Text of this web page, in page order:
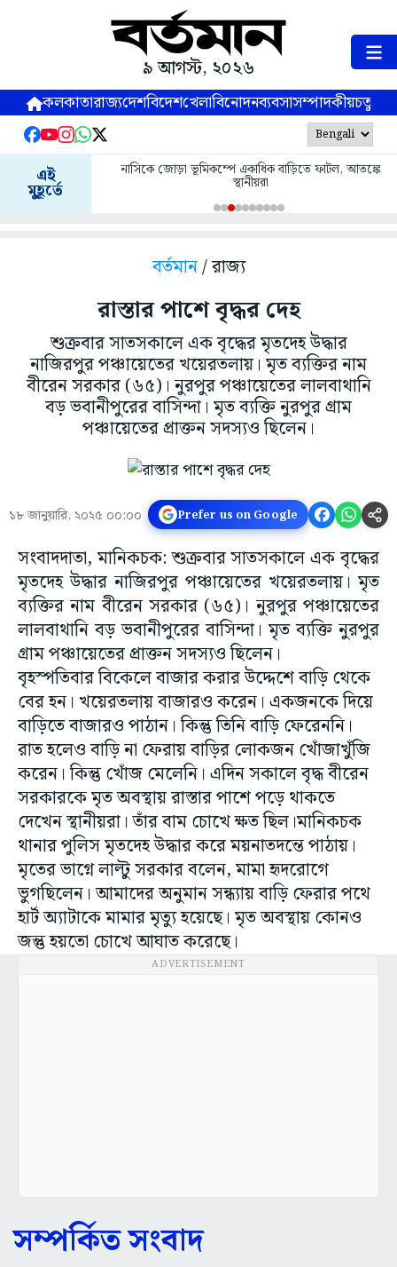
৯ আগস্ট, ২০২৬
কলকাতারাজ্যদেশবিদেশখেলাবিনোদনব্যবসাসম্পাদকীয়
এই
মুহূর্তে
নাসিকে জোড়া ভূমিকম্পে একাধিক বাড়িতে ফাটল, আতঙ্কে
স্থানীয়রা
বর্তমান/ রাজ্য
রাস্তার পাশে বৃদ্ধর দেহ
শুক্রবার সাতসকালে এক বৃদ্ধের মৃতদেহ উদ্ধার
নাজিরপুর পঞ্চায়েতের খয়েরতলায়। মৃত ব্যক্তির নাম
বীরেন সরকার (৬৫)। নুরপুর পঞ্চায়েতের লালবাথানি
বড় ভবানীপুরের বাসিন্দা। মৃত ব্যক্তি নুরপুর গ্রাম
পঞ্চায়েতের প্রাক্তন সদস্যও ছিলেন।
১৮ জানুয়ারি, ২০২৫ ০০:০০ Prefer us on Google
সংবাদদাতা, মানিকচক: শুক্রবার সাতসকালে এক বৃদ্ধের
মৃতদেহ উদ্ধার নাজিরপুর পঞ্চায়েতের খয়েরতলায়। মৃত
ব্যক্তির নাম বীরেন সরকার (৬৫)। নুরপুর পঞ্চায়েতের
লালবাথানি বড় ভবানীপুরের বাসিন্দা। মৃত ব্যক্তি নুরপুর
গ্রাম পঞ্চায়েতের প্রাক্তন সদস্যও ছিলেন।
বৃহস্পতিবার বিকেলে বাজার করার উদ্দেশে বাড়ি থেকে
বের হন। খয়েরতলায় বাজারও করেন। একজনকে দিয়ে
বাড়িতে বাজারও পাঠান। কিন্তু তিনি বাড়ি ফেরেননি।
রাত হলেও বাড়ি না ফেরায় বাড়ির লোকজন খোঁজাখুঁজি
করেন। কিন্তু খোঁজ মেলেনি। এদিন সকালে বৃদ্ধ বীরেন
সরকারকে মৃত অবস্থায় রাস্তার পাশে পড়ে থাকতে
দেখেন স্থানীয়রা। তাঁর বাম চোখে ক্ষত ছিল।মানিকচক
থানার পুলিস মৃতদেহ উদ্ধার করে ময়নাতদন্তে পাঠায়।
মৃতের ভাগ্নে লাল্টু সরকার বলেন, মামা হৃদরোগে
ভুগছিলেন। আমাদের অনুমান সন্ধ্যায় বাড়ি ফেরার পথে
হার্ট অ্যাটাকে মামার মৃত্যু হয়েছে। মৃত অবস্থায় কোনও
জন্তু হয়তো চোখে আঘাত করেছে।
ADVERTISEMENT
সম্পর্কিত সংবাদ